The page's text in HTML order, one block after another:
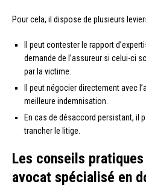
Pour cela, il dispose de plusieurs
Il peut contester le rapport
demande de l’assureur si celui-ci
par la victime.
Il peut négocier directement avec
meilleure indemnisation.
En cas de désaccord persistant, il
trancher le litige.
Les conseils
avocat spécialisé en